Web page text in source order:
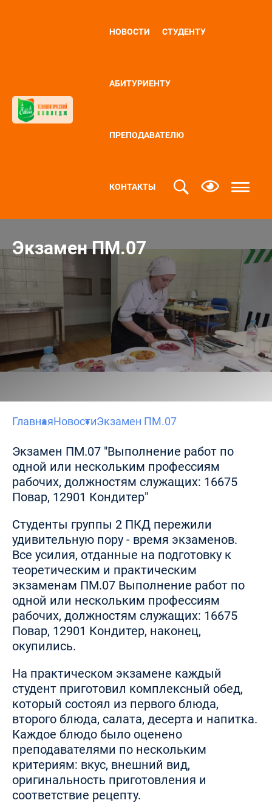
НОВОСТИ СТУДЕНТУ
АБИТУРИЕНТУ
ПРЕПОДАВАТЕЛЮ
КОНТАКТЫ
Экзамен ПМ.07
ГлавнаяНовостиЭкзамен ПМ.07
Экзамен ПМ.07 "Выполнение работ по
одной или нескольким профессиям
рабочих, должностям служащих: 16675
Повар, 12901 Кондитер"
Студенты группы 2 ПКД пережили
удивительную пору - время экзаменов.
Все усилия, отданные на подготовку к
теоретическим и практическим
экзаменам ПМ.07 Выполнение работ по
одной или нескольким профессиям
рабочих, должностям служащих: 16675
Повар, 12901 Кондитер, наконец,
окупились.
На практическом экзамене каждый
студент приготовил комплексный обед,
который состоял из первого блюда,
второго блюда, салата, десерта и напитка.
Каждое блюдо было оценено
преподавателями по нескольким
критериям: вкус, внешний вид,
оригинальность приготовления и
соответствие рецепту.